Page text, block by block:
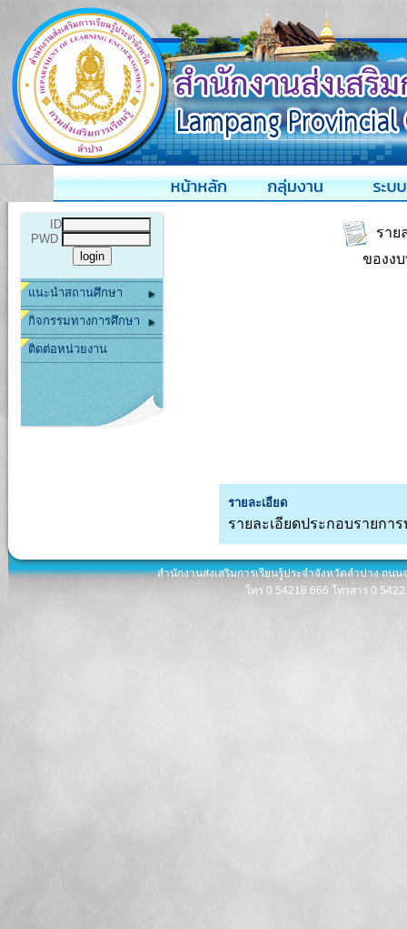
ID
PWD
แนะนำสถานศึกษา
กิจกรรมทางการศึกษา
ติดต่อหน่วยงาน
ราย
ของง
รายละเอียด
รายละเอียดประกอบรายก
สำนักงานส่งเสริมการเรียนรู้ประจำจังหวัดลำปาง ถน
โทร 0 54218 666 โทรสาร 0